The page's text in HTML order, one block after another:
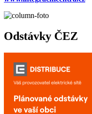
Odstávky ČEZ